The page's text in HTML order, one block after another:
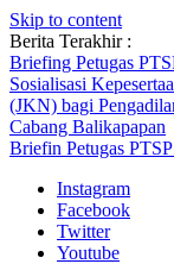
Skip to content
Berita Terakhir :
Briefing Petugas
Sosialisasi
(JKN) bagi
Cabang Balikapapan
Briefin Petugas
Instagram
Facebook
Twitter
Youtube